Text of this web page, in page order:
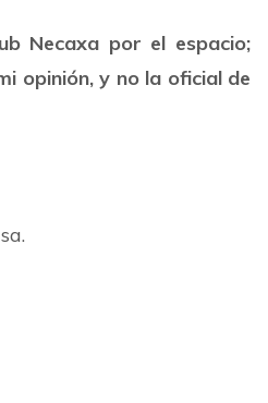
Necaxa por el espacio;
opinión, y no la oficial de